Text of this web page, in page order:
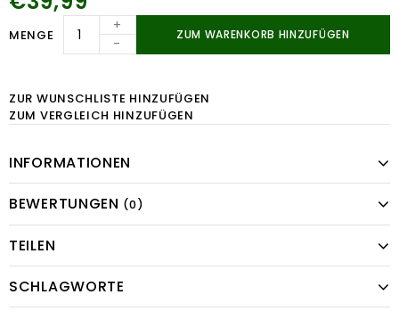
MENGE
+
-
ZUM WARENKORB HINZUFÜGEN
ZUR WUNSCHLISTE HINZUFÜGEN
ZUM VERGLEICH HINZUFÜGEN
INFORMATIONEN
BEWERTUNGEN (0)
TEILEN
SCHLAGWORTE